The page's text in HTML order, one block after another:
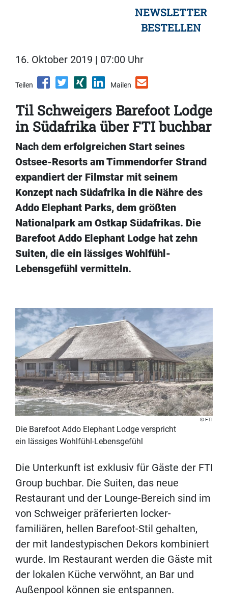
NEWSLETTER
BESTELLEN
16. Oktober 2019 | 07:00 Uhr
Teilen Mailen
Til Schweigers Barefoot Lodge
in Südafrika über FTI buchbar
Nach dem erfolgreichen Start seines
Ostsee-Resorts am Timmendorfer Strand
expandiert der Filmstar mit seinem
Konzept nach Südafrika in die Nähre des
Addo Elephant Parks, dem größten
Nationalpark am Ostkap Südafrikas. Die
Barefoot Addo Elephant Lodge hat zehn
Suiten, die ein lässiges Wohlfühl-
Lebensgefühl vermitteln.
FTI
Die Barefoot Addo Elephant Lodge verspricht
ein lässiges Wohlfühl-Lebensgefühl
Die Unterkunft ist exklusiv für Gäste der FTI
Group buchbar. Die Suiten, das neue
Restaurant und der Lounge-Bereich sind im
von Schweiger präferierten locker-
familiären, hellen Barefoot-Stil gehalten,
der mit landestypischen Dekors kombiniert
wurde. Im Restaurant werden die Gäste mit
der lokalen Küche verwöhnt, an Bar und
Außenpool können sie entspannen.